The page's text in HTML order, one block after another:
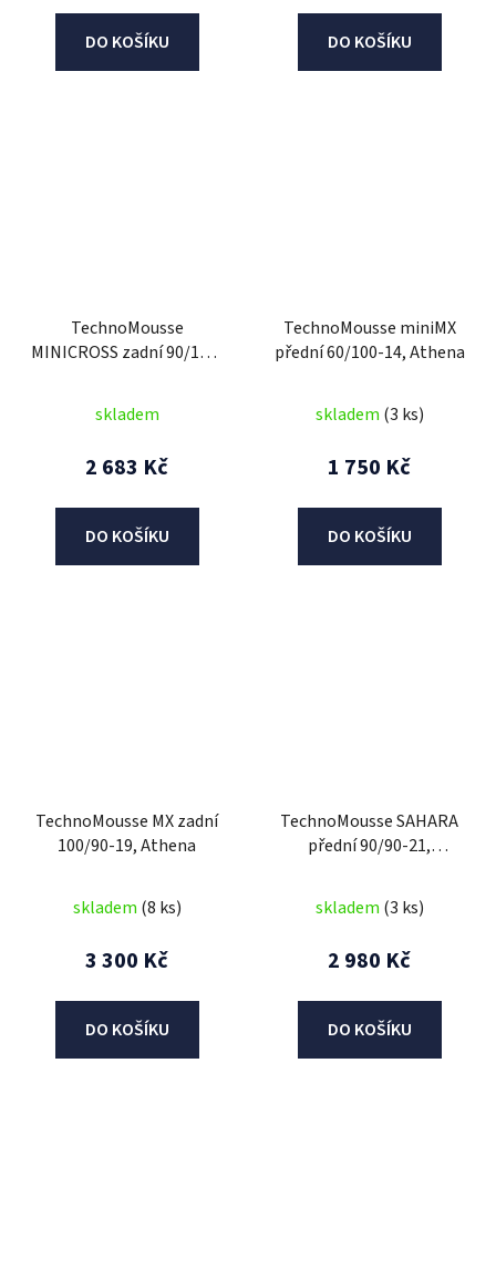
DO KOŠÍKU DO KOŠÍKU
TechnoMousse
MINICROSS zadní 90/100-
standardní směs)
skladem
2 683 Kč
DO KOŠÍKU
TechnoMousse miniMX
přední 60/100-14, Athena
skladem (3 ks)
1 750 Kč
DO KOŠÍKU
TechnoMousse MX zadní
100/90-19, Athena
skladem (8 ks)
3 300 Kč
DO KOŠÍKU
TechnoMousse SAHARA
přední 90/90-21,
SERIES , standardní
směs)
skladem (3 ks)
2 980 Kč
DO KOŠÍKU